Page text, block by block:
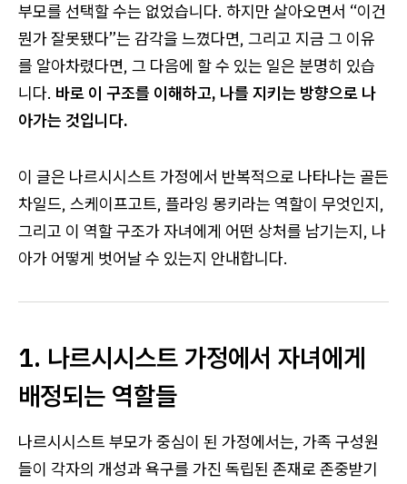
부모를 선택할 수는 없었습니다. 하지만 살아오면서 “이건
뭔가 잘못됐다”는 감각을 느꼈다면, 그리고 지금 그 이유
를 알아차렸다면, 그 다음에 할 수 있는 일은 분명히 있습
니다. 바로 이 구조를 이해하고, 나를 지키는 방향으로 나
아가는 것입니다.
이 글은 나르시시스트 가정에서 반복적으로 나타나는 골든
차일드, 스케이프고트, 플라잉 몽키라는 역할이 무엇인지,
그리고 이 역할 구조가 자녀에게 어떤 상처를 남기는지, 나
아가 어떻게 벗어날 수 있는지 안내합니다.
1. 나르시시스트 가정에서 자녀에게
배정되는 역할들
나르시시스트 부모가 중심이 된 가정에서는, 가족 구성원
들이 각자의 개성과 욕구를 가진 독립된 존재로 존중받기